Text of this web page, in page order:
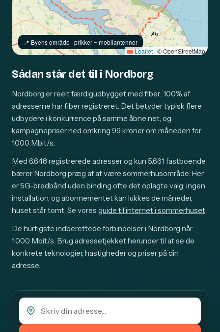
📍️ Byens område · prikker = mobilantenner
Leaflet | © OpenStreetMap
Sådan står det til i Nordborg
Nordborg er reelt færdigudbygget med fiber: 100% af
adresserne har fiber registreret. Det betyder typisk flere
udbydere i konkurrence på samme åbne net, og
kampagnepriser ned omkring 99 kroner om måneden for
1000 Mbit/s.
Med 6.648 registrerede adresser og kun 5.661 fastboende
bærer Nordborg præg af at være sommerhusområde. Her
er 5G-bredbånd uden binding ofte det oplagte valg: ingen
installation, og abonnementet kan lukkes de måneder,
huset står tomt. Se vores guide til internet i sommerhuset.
De hurtigste indberettede forbindelser i Nordborg når
1.000 Mbit/s. Brug adressetjekket herunder til at se de
konkrete teknologier, hastigheder og priser på din
adresse.